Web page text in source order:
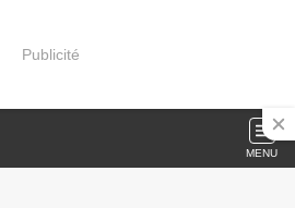
Publicité
MENU